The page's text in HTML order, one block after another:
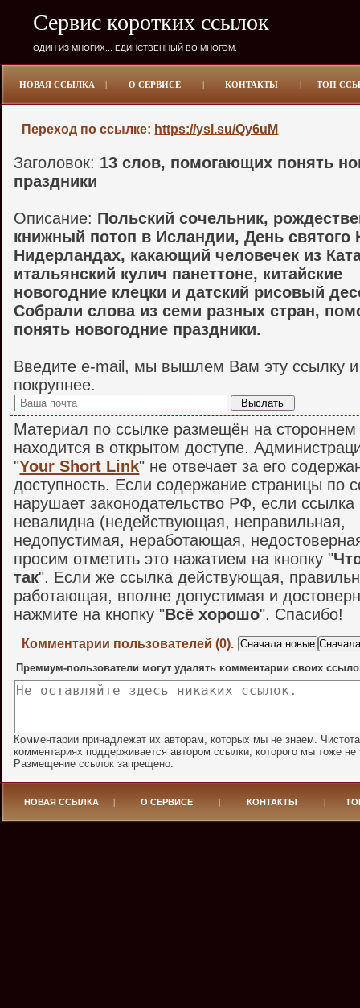
Сервис коротких ссылок
ОДИН ИЗ МНОГИХ... ЕДИНСТВЕННЫЙ ВО МНОГОМ.
НОВАЯ ССЫЛКА | О СЕРВИСЕ | КОНТАКТЫ | ТОП
Переход по ссылке: https://ysl.su/Qy6uM
Заголовок: 13 слов, помогающих понять
праздники
Описание: Польский сочельник,
книжный потоп в Исландии, День святого
Нидерландах, какающий человечек из
итальянский кулич панеттоне, китайские
новогодние клецки и датский рисовый
Собрали слова из семи разных стран,
понять новогодние праздники.
Введите e-mail, мы вышлем Вам эту ссылку
покрупнее.
Материал по ссылке размещён на стороннем
находится в открытом доступе.
"Your Short Link" не отвечает за его
доступность. Если содержание страницы по
нарушает законодательство РФ, если ссылка
невалидна (недействующая, неправильная,
недопустимая, неработающая,
просим отметить это нажатием на кнопку "
так". Если же ссылка действующая,
работающая, вполне допустимая и
нажмите на кнопку "Всё хорошо". Спасибо!
Комментарии пользователей (0).
Премиум-пользователи могут удалять комментарии своих
Комментарии принадлежат их авторам, которых мы не знаем.
комментариях поддерживается автором ссылки, которого мы тоже не
Размещение ссылок запрещено.
НОВАЯ ССЫЛКА О СЕРВИСЕ КОНТАКТЫ